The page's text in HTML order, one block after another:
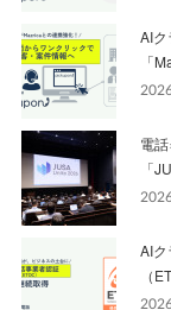
AI
「
電
「
AI
（